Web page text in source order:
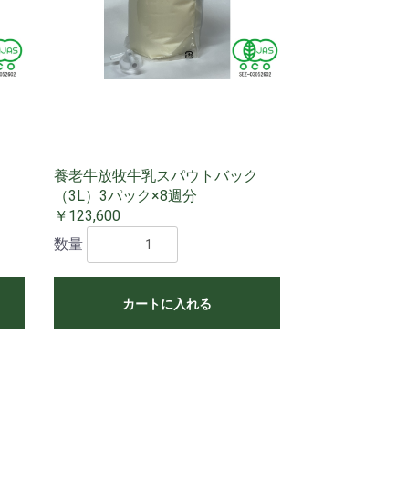
養老牛放牧牛乳スパウトバック
（3L）3パック×8週分
￥123,600
数量
カートに入れる